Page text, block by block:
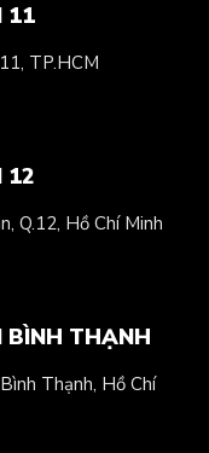
11
TP.HCM
12
Q.12, Hồ Chí Minh
BÌNH THẠNH
Thạnh, Hồ Chí